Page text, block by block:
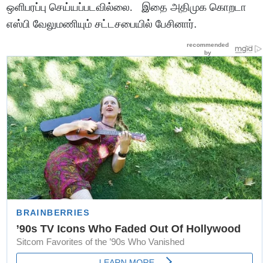
ஒளிபரப்பு செய்யப்படவில்லை. இதை அதிமுக கொறடா
எஸ்பி வேலுமணியும் சட்டசபையில் பேசினார்.